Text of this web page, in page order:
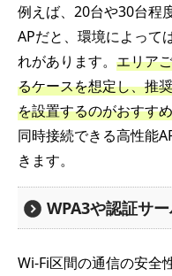
例えば、20台や30台程
APだと、環境によって
れがあります。 エリア
るケースを想定し、推
を設置するのがおすすめ
同時接続できる高性能
きます。
WPA3や認証サ
Wi-Fi区間の通信の安全